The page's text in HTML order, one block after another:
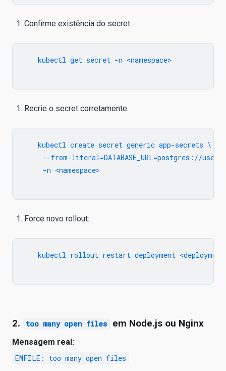
Confirme existência do secret:
   kubectl get secret -n <namespace>
Recrie o secret corretamente:
   kubectl create secret generic app-secrets \
--from-literal=DATABASE_URL=postgres://
     -n <namespace>
Force novo rollout:
kubectl rollout restart deployment
2. too many open files em Node.js ou Nginx
Mensagem real:
EMFILE: too many open files